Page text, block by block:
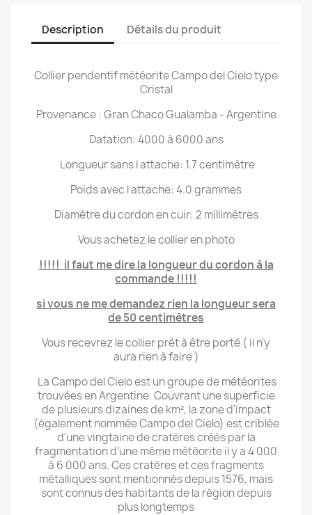
Description Détails du produit
Collier pendentif météorite Campo del Cielo type
Cristal
Provenance : Gran Chaco Gualamba - Argentine
Datation: 4000 à 6000 ans
Longueur sans l attache: 1.7 centimètre
Poids avec l attache: 4.0 grammes
Diamètre du cordon en cuir: 2 millimètres
Vous achetez le collier en photo
!!!!! il faut me dire la longueur du cordon à la
commande !!!!!
si vous ne me demandez rien la longueur sera
de 50centimètres
Vous recevrez le collier prêt à être porté ( il n'y
aura rien à faire )
La Campo del Cielo est un groupe de météorites
trouvées en Argentine. Couvrant une superficie
de plusieurs dizaines de km², la zone d'impact
(également nommée Campo del Cielo) est criblée
d'une vingtaine de cratères créés par la
fragmentation d'une même météorite il y a 4 000
à 6 000 ans. Ces cratères et ces fragments
métalliques sont mentionnés depuis 1576, mais
sont connus des habitants de la région depuis
plus longtemps